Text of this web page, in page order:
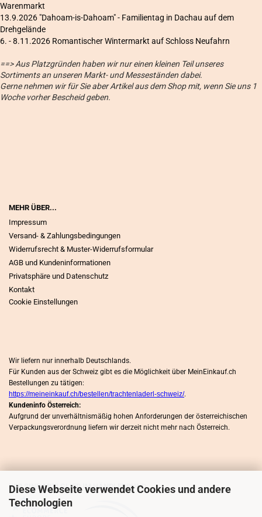
Diese Webseite verwendet Cookies und andere
Technologien
Warenmarkt
13.9.2026 "Dahoam-is-Dahoam" - Familientag in Dachau auf dem
Drehgelände
6. - 8.11.2026 Romantischer Wintermarkt auf Schloss Neufahrn
==> Aus Platzgründen haben wir nur einen kleinen Teil unseres
Sortiments an unseren Markt- und Messeständen dabei.
Gerne nehmen wir für Sie aber Artikel aus dem Shop mit, wenn Sie uns 1
Woche vorher Bescheid geben.
MEHR ÜBER...
Impressum
Versand- & Zahlungsbedingungen
Widerrufsrecht & Muster-Widerrufsformular
AGB und Kundeninformationen
Privatsphäre und Datenschutz
Kontakt
Cookie Einstellungen
Wir liefern nur innerhalb Deutschlands.
Für Kunden aus der Schweiz gibt es die Möglichkeit über MeinEinkauf.ch
Bestellungen zu tätigen:
https://meineinkauf.ch/bestellen/trachtenladerl-schweiz/.
Kundeninfo Österreich:
Aufgrund der unverhältnismäßig hohen Anforderungen der österreichischen
Verpackungsverordnung liefern wir derzeit nicht mehr nach Österreich.
WIR SIND MITLGLIED IM HÄNDLERBUND